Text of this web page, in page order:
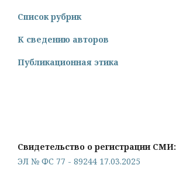
Список рубрик
К сведению авторов
Публикационная этика
Свидетельство о регистрации СМИ:
ЭЛ № ФС 77 - 89244 17.03.2025